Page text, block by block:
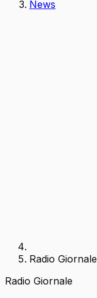
News
Radio
Radio Giornale